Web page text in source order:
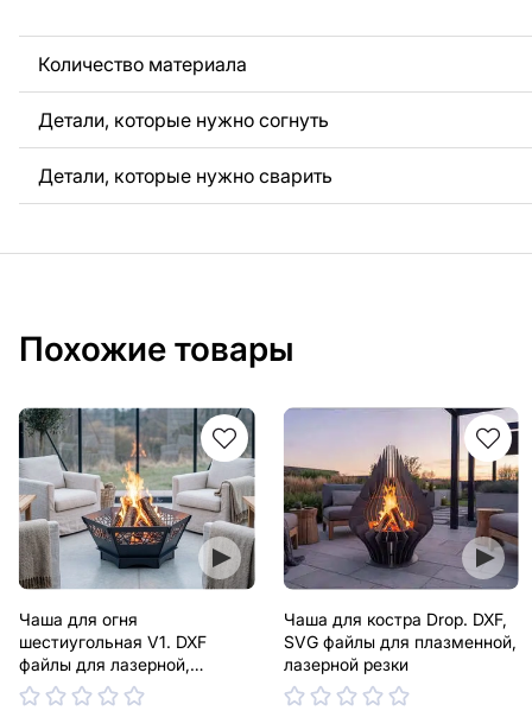
Количество материала
Детали, которые нужно согнуть
Детали, которые нужно сварить
Похожие товары
Чаша для огня
шестиугольная V1. DXF
файлы для лазерной,
плазменной резки
Чаша для костра Drop. DXF,
SVG файлы для плазменной,
лазерной резки